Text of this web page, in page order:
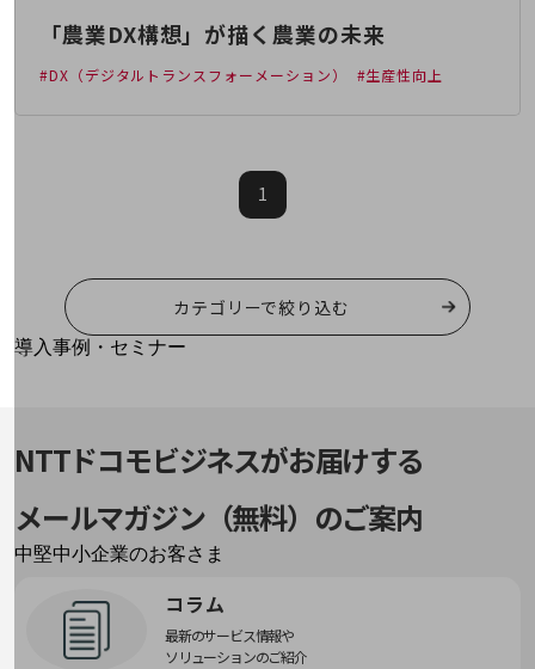
端末の一元管理
セキュリティ
運用保守・故障紛失サポート
別ウィンドウで開きます
サービスをご利用中のお客さま
導入事例・セミナー
中堅中小企業のお客さま
ビジネスお役立ち情報
旬な話題やお役立ち資料などDXの課題を
「農業DX構想」が描く農業の未来
#DX（デジタルトランスフォーメーション） #生産性向上
1
カテゴリーで絞り込む
NTTドコモビジネスがお届けする
メールマガジン（無料）のご案内
コラム
最新のサービス情報や
ソリューションのご紹介